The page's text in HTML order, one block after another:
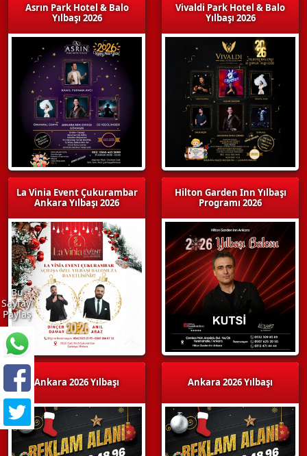
Asrın Park Hotel & Balo
Yılbaşı 2026
La Vinia Event Çukurambar
Ankara Yılbaşı 2026
Ankara 2026 Yılbaşı
Vivaldi Park Hotel & Balo
Yılbaşı 2026
Hilton Garden Inn Yılbaşı
Programı 2026
Ankara 2026 Yılbaşı
Bu
Sayfayı
Paylaş